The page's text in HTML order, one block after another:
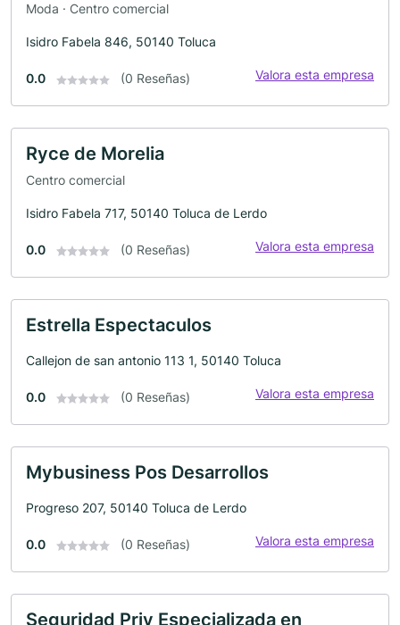
Moda · Centro comercial
Isidro Fabela 846, 50140 Toluca
0.0 (0 Reseñas) Valora esta empresa
Ryce de Morelia
Centro comercial
Isidro Fabela 717, 50140 Toluca de Lerdo
0.0 (0 Reseñas) Valora esta empresa
Estrella Espectaculos
Callejon de san antonio 113 1, 50140 Toluca
0.0 (0 Reseñas) Valora esta empresa
Mybusiness Pos Desarrollos
Progreso 207, 50140 Toluca de Lerdo
0.0 (0 Reseñas) Valora esta empresa
Seguridad Priv Especializada en